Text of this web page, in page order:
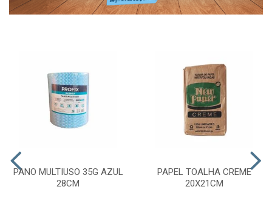
PANO MULTIUSO 35G AZUL
28CM
PAPEL TOALHA CREME
20X21CM